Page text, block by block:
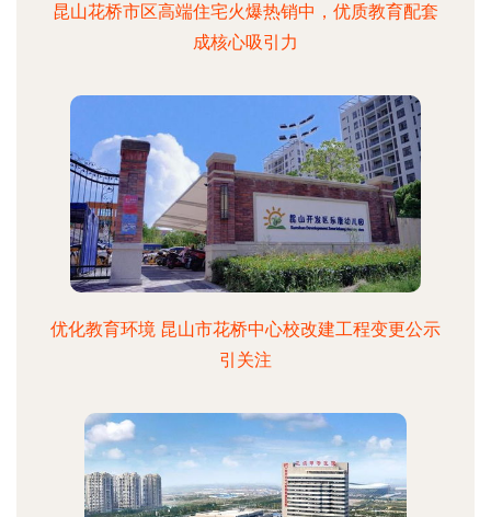
昆山花桥市区高端住宅火爆热销中，优质教育配套
成核心吸引力
优化教育环境 昆山市花桥中心校改建工程变更公示
引关注